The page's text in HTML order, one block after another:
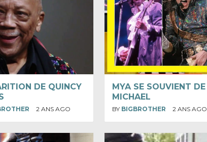
DE QUINCY
2 ANS AGO
MYA SE SOUVIENT DE
MICHAEL
BY BIGBROTHER 2 ANS AGO